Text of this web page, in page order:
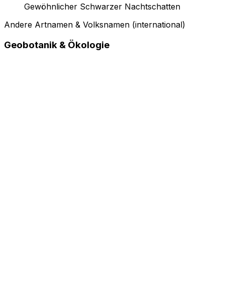
Gewöhnlicher Schwarzer Nachtschatten
Andere Artnamen & Volksnamen (international)
Geobotanik & Ökologie